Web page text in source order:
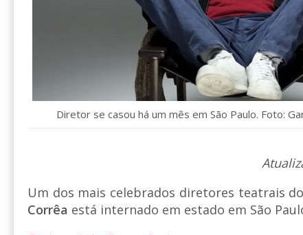
Diretor se casou há um mês em São Paulo. Foto:
Um dos mais celebrados diretores teatrais
Corrêa está internado em estado em São